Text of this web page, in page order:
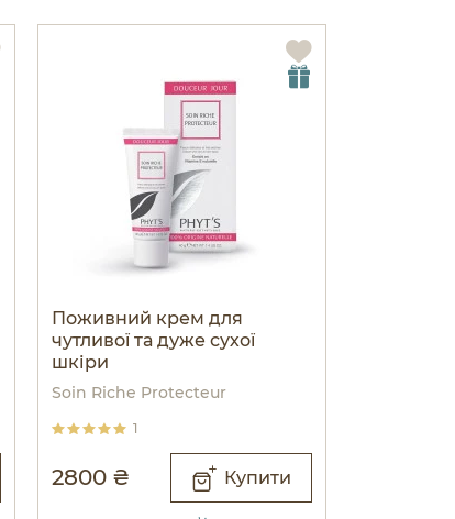
Поживний крем для
чутливої та дуже сухої
шкіри
Soin Riche Protecteur
1
2800 ₴ Купити